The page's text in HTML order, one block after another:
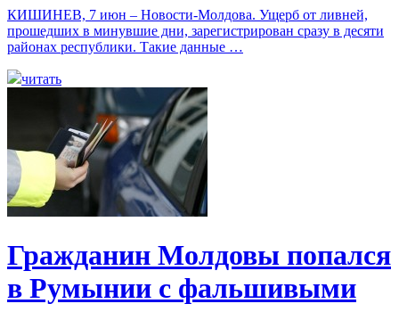
КИШИНЕВ, 7 июн – Новости-Молдова. Ущерб от ливней,
прошедших в минувшие дни, зарегистрирован сразу в десяти
районах республики. Такие данные …
читать
Гражданин Молдовы попался
в Румынии с фальшивыми